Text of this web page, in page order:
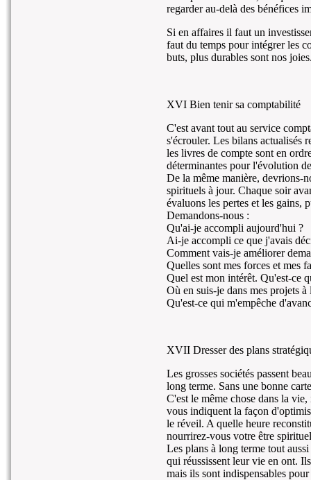
regarder au-delà des bénéfices
Si en affaires il faut un
faut du temps pour intégrer les
buts, plus durables sont nos
XVI Bien tenir sa comptabilité
C'est avant tout au service
s'écrouler. Les bilans actualisés
les livres de compte sont en
déterminantes pour l'évolution
De la même manière, devrions-
spirituels à jour. Chaque soir
évaluons les pertes et les
Demandons-nous :
Qu'ai-je accompli aujourd'hui ?
Ai-je accompli ce que j'avais
Comment vais-je améliorer
Quelles sont mes forces et mes
Quel est mon intérêt. Qu'est-ce
Où en suis-je dans mes projets à
Qu'est-ce qui m'empêche
XVII Dresser des plans
Les grosses sociétés passent
long terme. Sans une bonne
C'est le même chose dans la
vous indiquent la façon
le réveil. A quelle heure
nourrirez-vous votre être
Les plans à long terme tout
qui réussissent leur vie en ont.
mais ils sont indispensables